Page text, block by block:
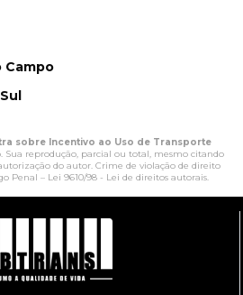
Campo
sobre Incentivo ao Uso de Transporte
Sua reprodução, parcial ou total, mesmo citando
do autor. Crime de violação de direito
Penal – Lei 9610/98 - Lei de direitos autorais.